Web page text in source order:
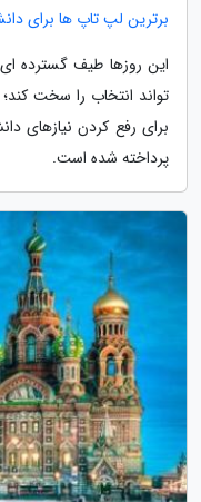
برترین لپ تاپ ها برای
این روزها طیف گسترده
تواند انتخاب را سخت
برای رفع کردن نیازهای
پرداخته شده است.